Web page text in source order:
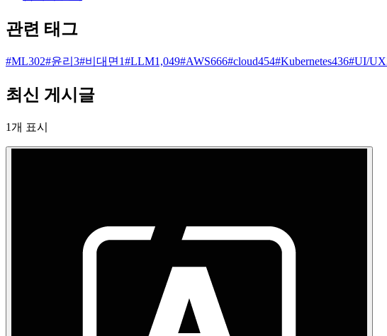
관련 태그
#ML302#윤리 3#비대면 1#LLM1,049#AWS666#cloud454#Kubernetes436#UI/UX
최신 게시글
1개 표시